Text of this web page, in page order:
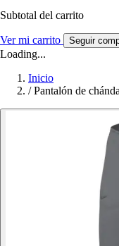
Subtotal del carrito
Ver mi carrito Seguir
Loading...
Inicio
/ Pantalón de